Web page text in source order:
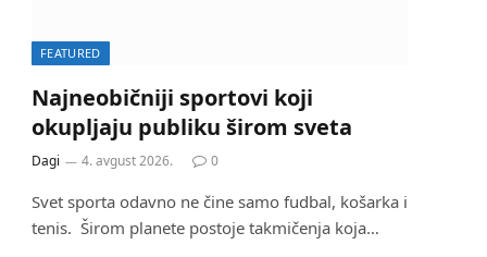
FEATURED
Najneobičniji sportovi koji
okupljaju publiku širom sveta
Dagi 4. avgust 2026. 0
Svet sporta odavno ne čine samo fudbal, košarka i
tenis. Širom planete postoje takmičenja koja…